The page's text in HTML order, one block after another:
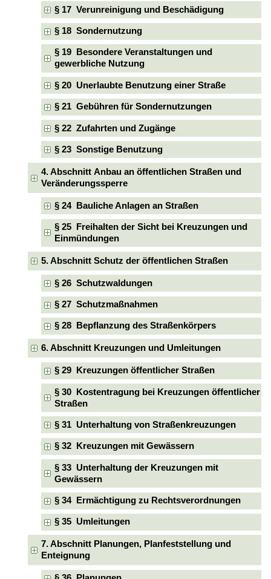
§ 17 Verunreinigung und Beschädigung
§ 18 Sondernutzung
§ 19 Besondere Veranstaltungen und
gewerbliche Nutzung
§ 20 Unerlaubte Benutzung einer Straße
§ 21 Gebühren für Sondernutzungen
§ 22 Zufahrten und Zugänge
§ 23 Sonstige Benutzung
4. Abschnitt Anbau an öffentlichen Straßen und
Veränderungssperre
§ 24 Bauliche Anlagen an Straßen
§ 25 Freihalten der Sicht bei Kreuzungen und
Einmündungen
5. Abschnitt Schutz der öffentlichen Straßen
§ 26 Schutzwaldungen
§ 27 Schutzmaßnahmen
§ 28 Bepflanzung des Straßenkörpers
6. Abschnitt Kreuzungen und Umleitungen
§ 29 Kreuzungen öffentlicher Straßen
§ 30 Kostentragung bei Kreuzungen öffentlicher
Straßen
§ 31 Unterhaltung von Straßenkreuzungen
§ 32 Kreuzungen mit Gewässern
§ 33 Unterhaltung der Kreuzungen mit
Gewässern
§ 34 Ermächtigung zu Rechtsverordnungen
§ 35 Umleitungen
7. Abschnitt Planungen, Planfeststellung und
Enteignung